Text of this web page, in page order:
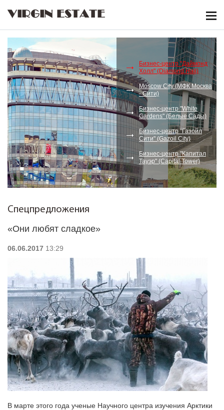
VIRGIN ESTATE
Бизнес-центр "Даймонд
Холл" (Diamond Hall)
Moscow City (МФК Москва
- Сити)
Бизнес-центр "White
Gardens" (Белые Сады)
Бизнес-центр "Газойл
Сити" (Gazoil City)
Бизнес-центр "Капитал
Тауэр" (Capital Tower)
Спецпредложения
«Они любят сладкое»
06.06.2017 13:29
В марте этого года ученые Научного центра изучения Арктики